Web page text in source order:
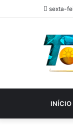
sexta-
INÍCIO